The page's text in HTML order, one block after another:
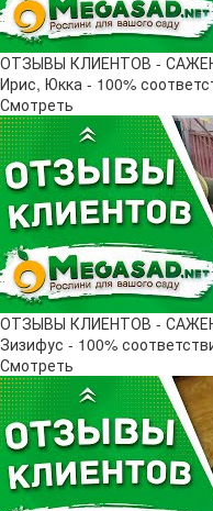
ОТЗЫВЫ КЛИЕНТОВ -
Ирис, Юкка - 100%
Смотреть
ОТЗЫВЫ КЛИЕНТОВ -
Зизифус - 100%
Смотреть